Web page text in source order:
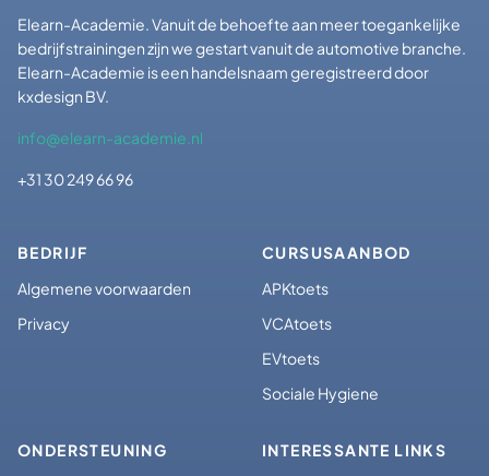
Elearn-Academie. Vanuit de behoefte aan meer toegankelijke
bedrijfstrainingen zijn we gestart vanuit de automotive branche.
Elearn-Academie is een handelsnaam geregistreerd door
kxdesign BV.
info@elearn-academie.nl
+31 30 249 66 96
BEDRIJF
Algemene voorwaarden
Privacy
CURSUSAANBOD
APKtoets
VCAtoets
EVtoets
Sociale Hygiene
ONDERSTEUNING INTERESSANTE LINKS